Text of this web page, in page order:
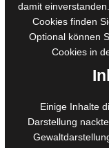
Ausschreibungen
Belegexemplare
Foto- und
Fotorestauration
damit
Cookies finden
Optional können
Cookies in
Einige Inhalte
Darstellung